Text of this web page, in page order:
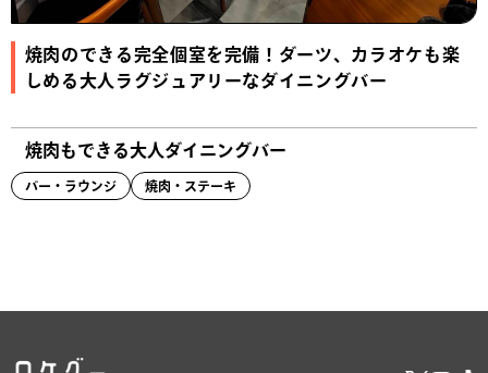
焼肉のできる完全個室を完備！ダーツ、カラオケも楽
しめる大人ラグジュアリーなダイニングバー
焼肉もできる大人ダイニングバー
バー・ラウンジ 焼肉・ステーキ